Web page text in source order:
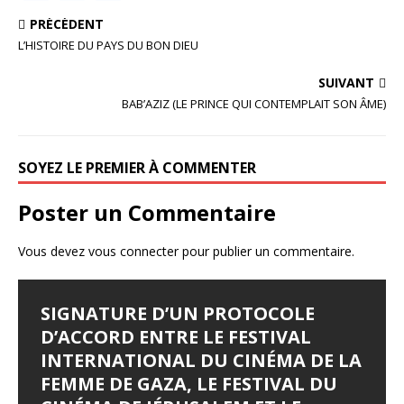
a
c
o
k
w
it ta
e
PRÉCÉDENT
L’HISTOIRE DU PAYS DU BON DIEU
SUIVANT
BAB’AZIZ (LE PRINCE QUI CONTEMPLAIT SON ÂME)
SOYEZ LE PREMIER À COMMENTER
Poster un Commentaire
Vous devez vous connecterpour publier un commentaire.
SIGNATURE D’UN PROTOCOLE
D’ACCORD ENTRE LE FESTIVAL
INTERNATIONAL DU CINÉMA DE LA
FEMME DE GAZA, LE FESTIVAL DU
FESTIVAL D’AMMAN 2026 : EYA
BELLAGHA SACRÉE MEILLEURE
ACTRICE POUR LE FILM TUNISIEN
«WHERE THE WIND COMES FROM»
LES JOURNÉES
CINÉMATOGRAPHIQUES DE
CARTHAGE (JCC) LANCENT LEUR
APPEL À FILMS
LE SYNDROME DE DJAMILA
Le Syndrome de Djamila Pays : Tunisie Réalisateur :
Hamza Hedfi Année : 2015 Durée : 4’28 Genre :
Producteur : Fédération Tunisienne des Cinéastes
JALILA BORHANE
Jalila Borhane Actrice. Filmographie de Jalila Borhane,
actrice : 1998 : Demain, je brûle (Ghodoua nahreg), de
Mohamed Ben Smail. Télévision : 1992 : Itarafat